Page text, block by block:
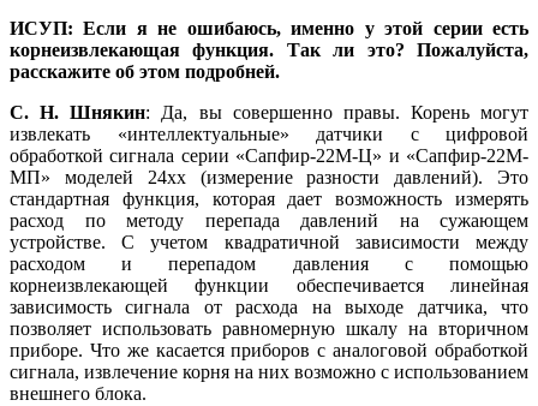
ИСУП: Если я не ошибаюсь, именно у этой серии есть
корнеизвлекающая функция. Так ли это? Пожалуйста,
расскажите об этом подробней.
С. Н. Шнякин: Да, вы совершенно правы. Корень могут
извлекать «интеллектуальные» датчики с цифровой
обработкой сигнала серии «Сап­фир‑22М‑Ц» и «Сап­фир‑22М-
МП» моделей 24xx (измерение разности давлений). Это
стандартная функция, которая дает возможность измерять
расход по методу перепада давлений на сужающем
устройстве. С учетом квадратичной зависимости между
расходом и перепадом давления с помощью
корнеизвлекающей функции обеспечивается линейная
зависимость сигнала от расхода на выходе датчика, что
позволяет использовать равномерную шкалу на вторичном
приборе. Что же касается приборов с аналоговой обработкой
сигнала, извлечение корня на них возможно с использованием
внешнего блока.